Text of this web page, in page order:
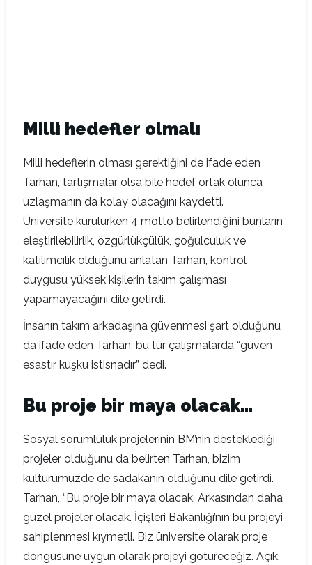
Milli hedefler olmalı
Milli hedeflerin olması gerektiğini de ifade eden
Tarhan, tartışmalar olsa bile hedef ortak olunca
uzlaşmanın da kolay olacağını kaydetti.
Üniversite kurulurken 4 motto belirlendiğini bunların
eleştirilebilirlik, özgürlükçülük, çoğulculuk ve
katılımcılık olduğunu anlatan Tarhan, kontrol
duygusu yüksek kişilerin takım çalışması
yapamayacağını dile getirdi.
İnsanın takım arkadaşına güvenmesi şart olduğunu
da ifade eden Tarhan, bu tür çalışmalarda “güven
esastır kuşku istisnadır” dedi.
Bu proje bir maya olacak…
Sosyal sorumluluk projelerinin BM’nin desteklediği
projeler olduğunu da belirten Tarhan, bizim
kültürümüzde de sadakanın olduğunu dile getirdi.
Tarhan, “Bu proje bir maya olacak. Arkasından daha
güzel projeler olacak. İçişleri Bakanlığı’nın bu projeyi
sahiplenmesi kıymetli. Biz üniversite olarak proje
döngüsüne uygun olarak projeyi götüreceğiz. Açık,